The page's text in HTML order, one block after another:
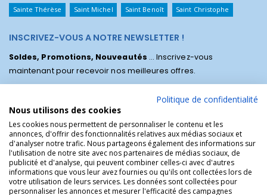
Sainte Thérèse Saint Michel Saint Benoît Saint Christophe
INSCRIVEZ-VOUS A NOTRE NEWSLETTER !
Soldes, Promotions, Nouveautés ... Inscrivez-vous
maintenant pour recevoir nos meilleures offres.
La Boutique des Chrétiens © | La boutique religieuse chrétienne de
Politique de confidentialité
Nous utilisons des cookies
Les cookies nous permettent de personnaliser le contenu et les
annonces, d'offrir des fonctionnalités relatives aux médias sociaux et
d'analyser notre trafic. Nous partageons également des informations sur
l'utilisation de notre site avec nos partenaires de médias sociaux, de
publicité et d'analyse, qui peuvent combiner celles-ci avec d'autres
informations que vous leur avez fournies ou qu'ils ont collectées lors de
votre utilisation de leurs services. Les données sont collectées pour
personnaliser les annonces et mesurer l'efficacité des campagnes